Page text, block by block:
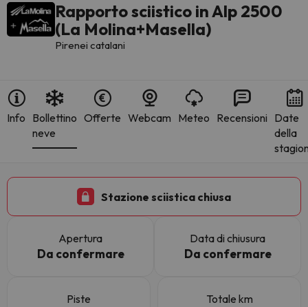
Rapporto sciistico in Alp 2500
(La Molina+Masella)
Pirenei catalani
Info Bollettino
neve
Offerte Webcam Meteo Recensioni Date
della
Stazione sciistica chiusa
Apertura
Da confermare
Data di chiusura
Da confermare
Piste Totale km